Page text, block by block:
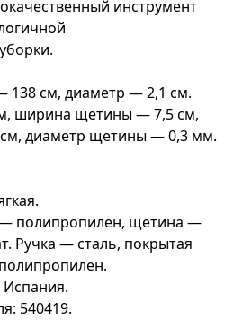
инструмент
138 см, диаметр — 2,1 см.
ширина щетины — 7,5 см,
диаметр щетины — 0,3 мм.
— полипропилен, щетина —
Ручка — сталь, покрытая
Испания.
540419.